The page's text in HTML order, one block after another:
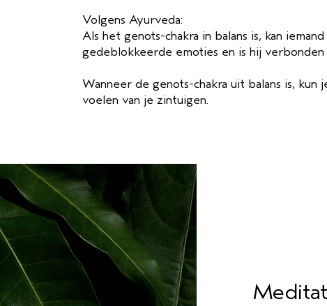
Volgens Ayurveda:
Als het genots-chakra in balans is, kan
gedeblokkeerde emoties en is hij
Wanneer de genots-chakra uit balans is,
voelen van je zintuigen.